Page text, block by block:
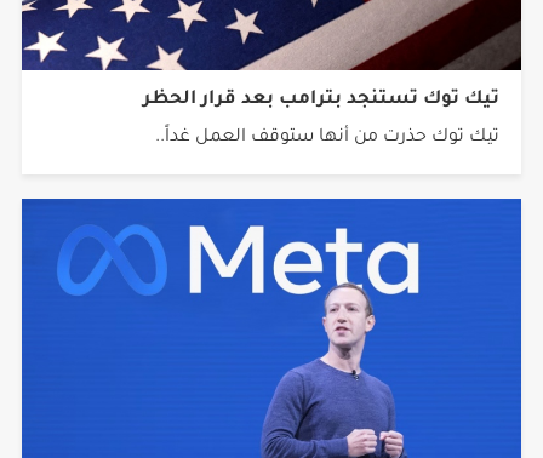
تيك توك تستنجد بترامب بعد قرار الحظر
تيك توك حذرت من أنها ستوقف العمل غداً..